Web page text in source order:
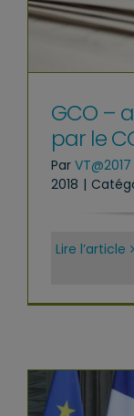
GCO –
par le
Par VT@2017
2018 |
Lire l’article